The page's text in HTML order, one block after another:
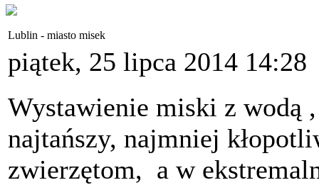
Lublin - miasto misek
piątek, 25 lipca 2014 14:28
Wystawienie miski z wodą
najtańszy, najmniej
zwierzętom, a w